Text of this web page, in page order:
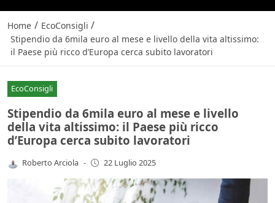
Home / EcoConsigli /
Stipendio da 6mila euro al mese e livello della vita altissimo:
il Paese più ricco d’Europa cerca subito lavoratori
EcoConsigli
Stipendio da 6mila euro al mese e livello
della vita altissimo: il Paese più ricco
d’Europa cerca subito lavoratori
Roberto Arciola - 22 Luglio 2025